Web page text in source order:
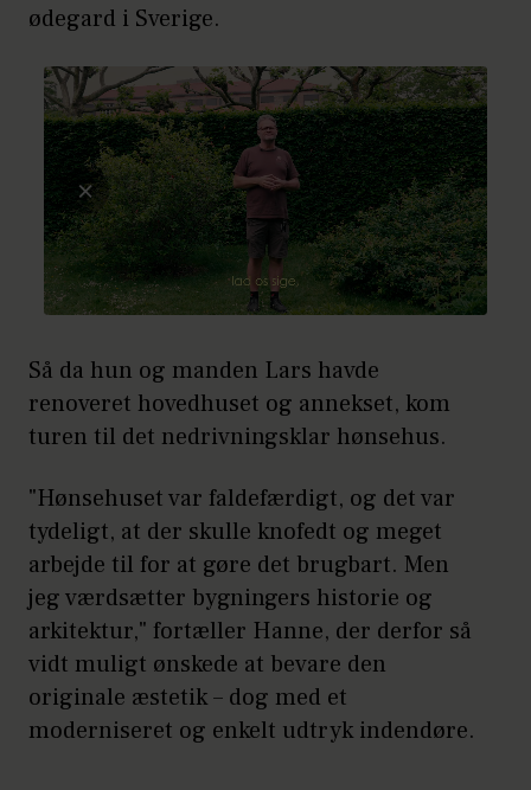
ødegard i Sverige.
Så da hun og manden Lars havde
renoveret hovedhuset og annekset, kom
turen til det nedrivningsklar hønsehus.
"Hønsehuset var faldefærdigt, og det var
tydeligt, at der skulle knofedt og meget
arbejde til for at gøre det brugbart. Men
jeg værdsætter bygningers historie og
arkitektur," fortæller Hanne, der derfor så
vidt muligt ønskede at bevare den
originale æstetik – dog med et
moderniseret og enkelt udtryk indendøre.